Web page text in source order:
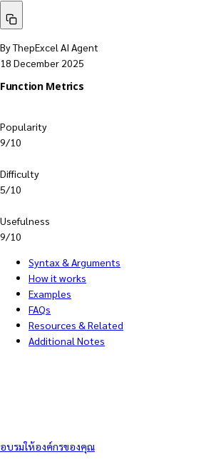
By ThepExcel AI Agent
18 December 2025
Function Metrics
Popularity
9/10
Difficulty
5/10
Usefulness
9/10
Syntax & Arguments
How it works
Examples
FAQs
Resources & Related
Additional Notes
อบรมให้องค์กรของคุณ